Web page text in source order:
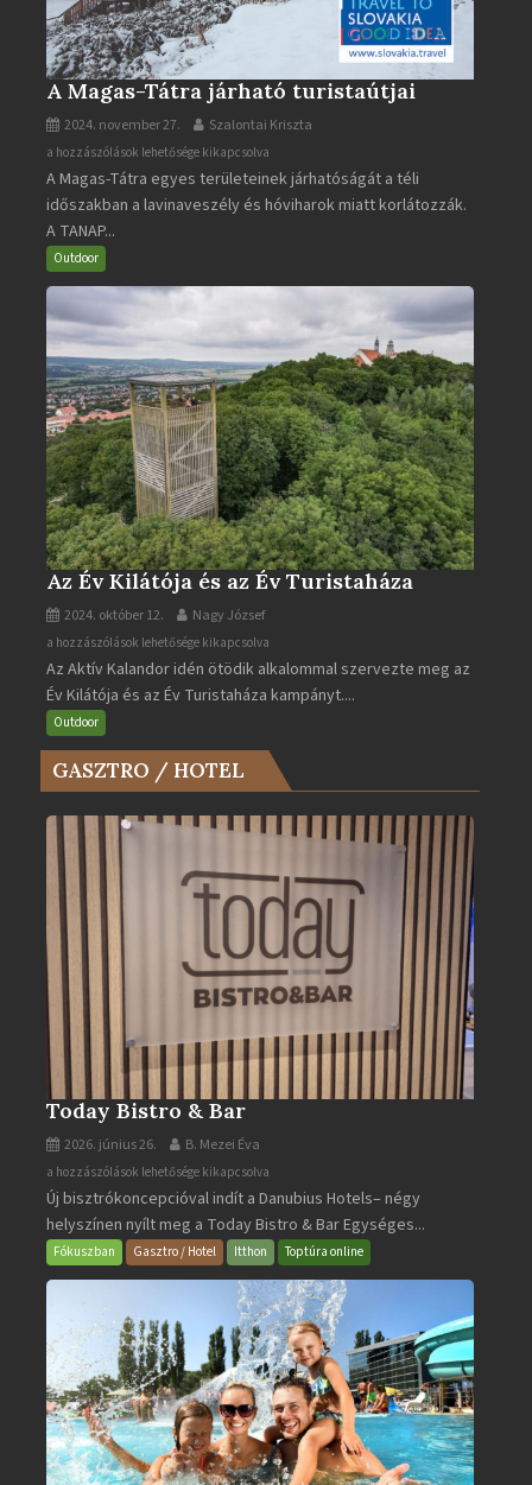
A Magas-Tátra járható turistaútjai
2024. november 27. Szalontai Kriszta
A
Magas-
Tátra
járható
turistaútjai
a hozzászólások lehetősége kikapcsolva
A Magas-Tátra egyes területeinek járhatóságát a téli
időszakban a lavinaveszély és hóviharok miatt korlátozzák.
A TANAP...
Outdoor
Az Év Kilátója és az Év Turistaháza
2024. október 12. Nagy József
Az
Év
Kilátója
és
az
Év
bejegyzéshez
a hozzászólások lehetősége kikapcsolva
Az Aktív Kalandor idén ötödik alkalommal szervezte meg az
Év Kilátója és az Év Turistaháza kampányt....
Outdoor
GASZTRO / HOTEL
Today Bistro & Bar
2026. június 26. B. Mezei Éva
Today
Bistro
&
Bar
bejegyzéshez
a hozzászólások lehetősége kikapcsolva
Új bisztrókoncepcióval indít a Danubius Hotels– négy
helyszínen nyílt meg a Today Bistro & Bar Egységes...
Fókuszban Gasztro / Hotel Itthon Toptúra online